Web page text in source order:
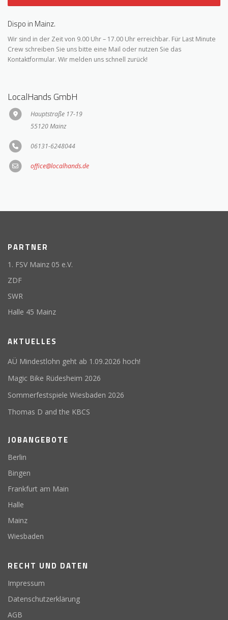
Dispo in Mainz.
Wir sind in der Zeit von 9.00 Uhr – 17.00 Uhr erreichbar. Für Last Minute
Crew schreiben Sie uns bitte eine Mail oder nutzen Sie das
Kontaktformular. Wir melden uns schnell zurück!
LocalHands GmbH
Hauptstraße 17-19
55120 Mainz
06131-6248044
office@localhands.de
PARTNER
1. FSV Mainz 05 e.V.
ZDF
SWR
Halle 45 Mainz
AKTUELLES
AÜ Mindestlohn geht ab 1.09.2026 hoch!
Magic Bike Rüdesheim 2026
Sommerfestspiele Wiesbaden 2026
Thomas D and the KBCS
JOBANGEBOTE
Berlin
Bingen
Frankfurt am Main
Halle
Mainz
Wiesbaden
RECHT UND DATEN
Impressum
Datenschutzerklärung
AGB